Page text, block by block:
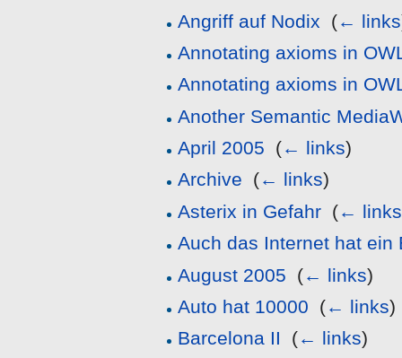
Angriff auf Nodix (← links
Annotating axioms in
Annotating axioms in
Another Semantic
April 2005 (← links)
Archive (← links)
Asterix in Gefahr (← links
Auch das Internet hat ein
August 2005 (← links)
Auto hat 10000 (← links)
Barcelona II
(← links)